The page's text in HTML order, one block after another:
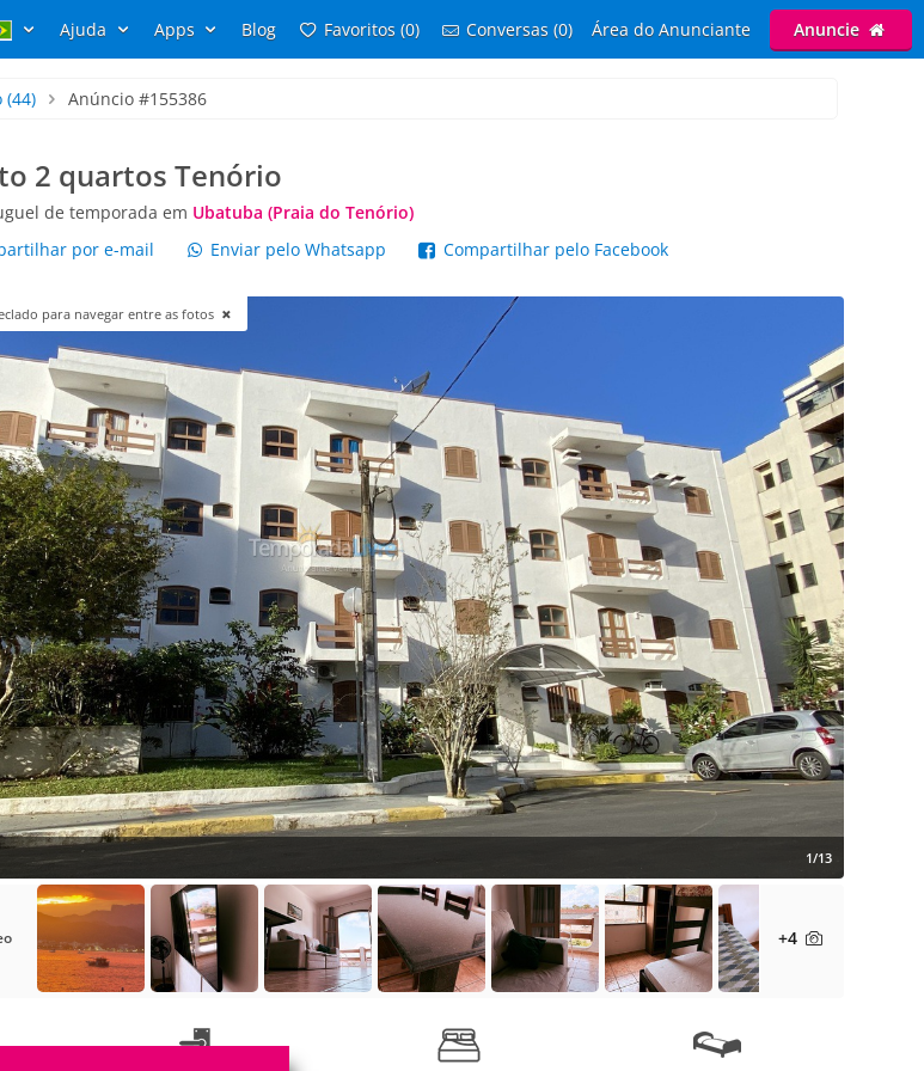
Ajuda Apps Blog Favoritos (0) Conversas (0) Área do Anunciante Anuncie
(44) Anúncio #155386
2 quartos Tenório
de temporada em Ubatuba (Praia do Tenório)
por e-mail Enviar pelo Whatsapp Compartilhar pelo Facebook
para navegar entre as fotos
1/13
+4